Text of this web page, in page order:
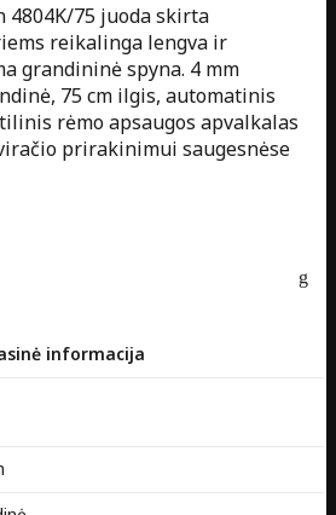
4804K/75 juoda skirta
reikalinga lengva ir
grandininė spyna. 4 mm
75 cm ilgis, automatinis
rėmo apsaugos apvalkalas
prirakinimui saugesnėse
informacija